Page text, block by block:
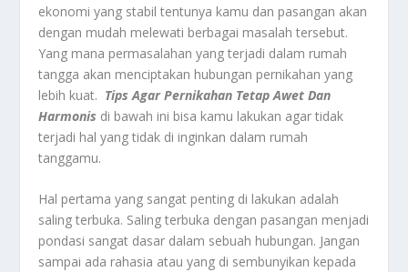
ekonomi yang stabil tentunya kamu dan pasangan akan
dengan mudah melewati berbagai masalah tersebut.
Yang mana permasalahan yang terjadi dalam rumah
tangga akan menciptakan hubungan pernikahan yang
lebih kuat. Tips Agar Pernikahan Tetap Awet Dan
Harmonis di bawah ini bisa kamu lakukan agar tidak
terjadi hal yang tidak di inginkan dalam rumah
tanggamu.
Hal pertama yang sangat penting di lakukan adalah
saling terbuka. Saling terbuka dengan pasangan menjadi
pondasi sangat dasar dalam sebuah hubungan. Jangan
sampai ada rahasia atau yang di sembunyikan kepada